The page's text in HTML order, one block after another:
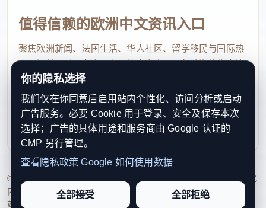
值得信赖的欧洲中文资讯入口
聚焦欧洲新闻、法国生活、华人社区、留学移民与国际热
点，提供及时、真实、实用的中文资讯，帮助海外华人快
速了解欧洲动态。
contact@xinouzhou.com
服务支持、版权与合作：工作日优先处理站务、投稿与权
利通知
© 2026 新欧洲·欧洲头条. All Rights Reserved. 本网站持续优化
内容透明度、联系方式与用户权利说明，以提升品牌信任感和
站点完整度。
你的隐私选择
我们仅在你同意后启用站内个性化、访问分析或启动
广告服务。必要 Cookie 用于登录、安全及保存本次
选择；广告的具体用途和服务商由 Google 认证的
CMP 另行管理。
查看隐私政策 Google 如何使用数据
全部接受 全部拒绝